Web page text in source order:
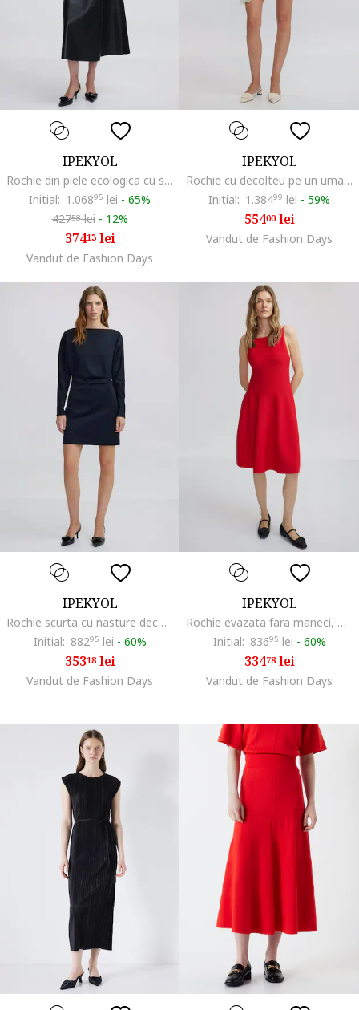
IPEKYOL
Rochie din piele ecologica cu segment, Negru
Initial: 1.06895 lei - 65%
42758lei - 12%
37413lei
Vandut de Fashion Days
IPEKYOL
Rochie cu decolteu pe un umar si volane, Alb/Verde
Initial: 1.38499 lei - 59%
55400lei
Vandut de Fashion Days
IPEKYOL
Rochie scurta cu nasture decorativ tip bijuterie, Albastru ultramarin
Initial: 88295 lei - 60%
35318lei
Vandut de Fashion Days
IPEKYOL
Rochie evazata fara maneci, Rosu vermillion
Initial: 83695 lei - 60%
33478lei
Vandut de Fashion Days